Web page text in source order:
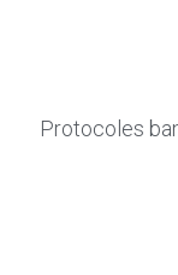
Protocoles